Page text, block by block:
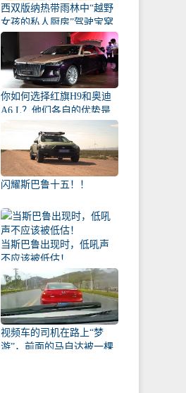
西双版纳热带雨林中“越野
女孩的私人厨房”驾驶宝窝
BX5
你如何选择红旗H9和奥迪
A6 L？他们各自的优势是
闪耀斯巴鲁十五！！
当斯巴鲁出现时，低吼声
不应该被低估！
视频车的司机在路上“梦
游”，前面的马自达被一棵